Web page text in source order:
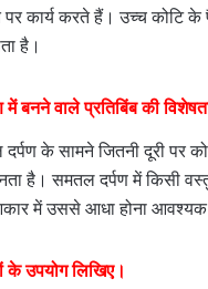
पर कार्य करते हैं। उच्च कोटि के
है।
बनने वाले प्रतिबिंब की
के सामने जितनी दूरी पर
है। समतल दर्पण में किसी
में उससे आधा होना आवश्यक
के उपयोग लिखिए।